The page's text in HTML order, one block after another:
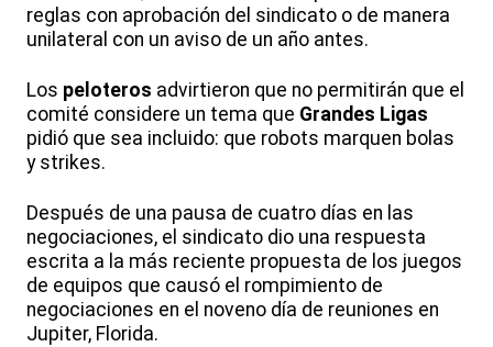
reglas con aprobación del sindicato o de manera
unilateral con un aviso de un año antes.
Los peloteros advirtieron que no permitirán que el
comité considere un tema que Grandes Ligas
pidió que sea incluido: que robots marquen bolas
y strikes.
Después de una pausa de cuatro días en las
negociaciones, el sindicato dio una respuesta
escrita a la más reciente propuesta de los juegos
de equipos que causó el rompimiento de
negociaciones en el noveno día de reuniones en
Jupiter, Florida.